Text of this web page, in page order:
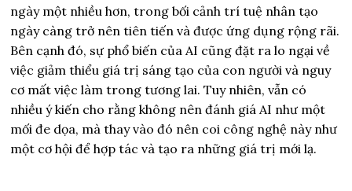
ngày một nhiều hơn, trong bối cảnh trí tuệ nhân tạo
ngày càng trở nên tiên tiến và được ứng dụng rộng rãi.
Bên cạnh đó, sự phổ biến của AI cũng đặt ra lo ngại về
việc giảm thiểu giá trị sáng tạo của con người và nguy
cơ mất việc làm trong tương lai. Tuy nhiên, vẫn có
nhiều ý kiến cho rằng không nên đánh giá AI như một
mối đe dọa, mà thay vào đó nên coi công nghệ này như
một cơ hội để hợp tác và tạo ra những giá trị mới lạ.